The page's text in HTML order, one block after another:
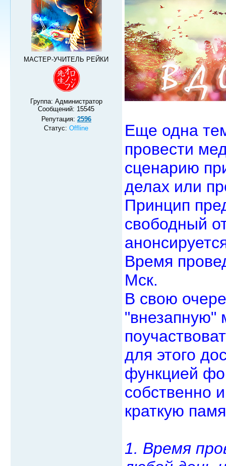
МАСТЕР-УЧИТЕЛЬ РЕЙКИ
Группа: Администратор
Сообщений: 15545
Репутация: 2596
Статус:Offline
Еще одна
провести
сценарию
делах или
Принцип
свободный
Время
Мск.
В свою
для этого
функцией
собственно
краткую
1. Время